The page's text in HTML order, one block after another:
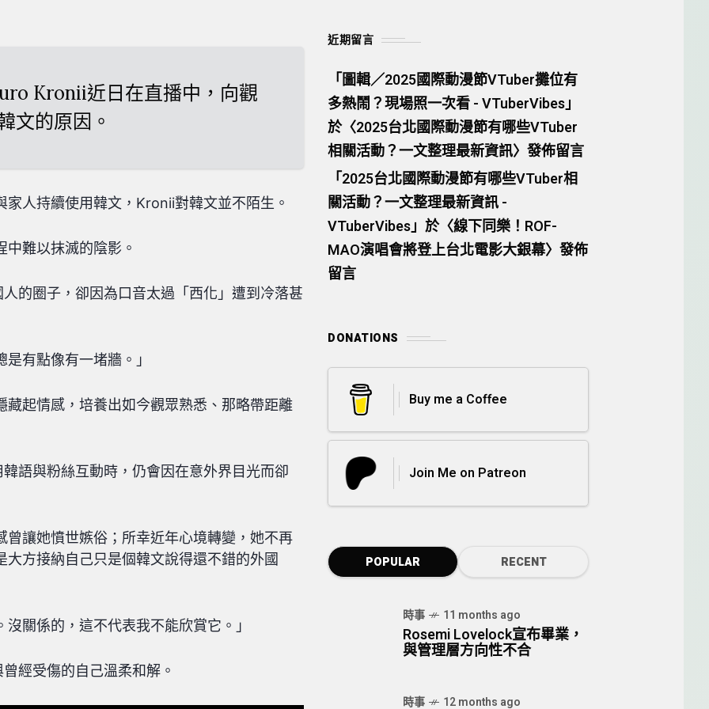
Kronii近日在直播中，向觀
文的原因。
人持續使用韓文，Kronii對韓文並不陌生。
難以抹滅的陰影。
的圈子，卻因為口音太過「西化」遭到冷落甚
有點像有一堵牆。」
起情感，培養出如今觀眾熟悉、那略帶距離
語與粉絲互動時，仍會因在意外界目光而卻
讓她憤世嫉俗；所幸近年心境轉變，她不再
方接納自己只是個韓文說得還不錯的外國
關係的，這不代表我不能欣賞它。」
經受傷的自己溫柔和解。
近期留言
「圖輯／2025國際動漫節VTuber攤位有
多熱鬧？現場照一次看 - VTuberVibes」
於〈2025台北國際動漫節有哪些VTuber
相關活動？一文整理最新資訊〉發佈留言
「2025台北國際動漫節有哪些VTuber相
關活動？一文整理最新資訊 -
VTuberVibes」於〈線下同樂！ROF-
MAO演唱會將登上台北電影大銀幕〉發佈
留言
DONATIONS
Buy me a Coffee
Join Me on Patreon
POPULAR RECENT
時事 11 months ago
Rosemi Lovelock宣布畢業，
與管理層方向性不合
時事 12 months ago